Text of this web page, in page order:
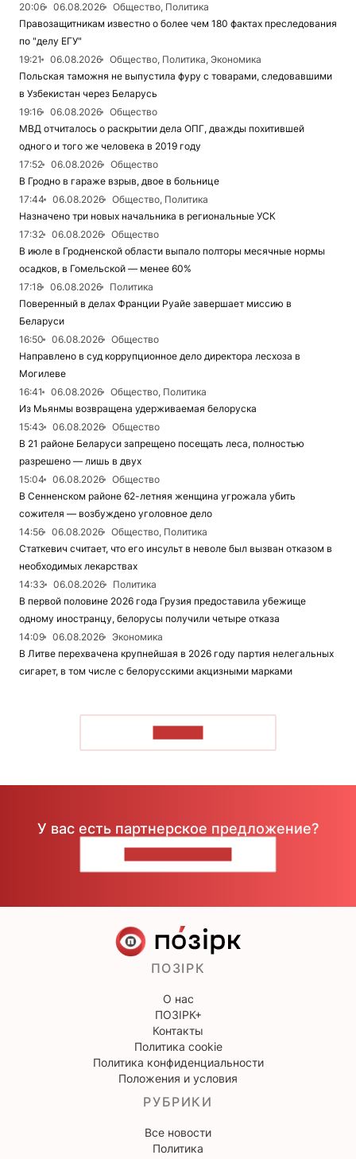
20:06
06.08.2026
Общество, Политика
Правозащитникам известно о более чем 180 фактах преследования
по "делу ЕГУ"
19:21
06.08.2026
Общество, Политика, Экономика
Польская таможня не выпустила фуру с товарами, следовавшими
в Узбекистан через Беларусь
19:16
06.08.2026
Общество
МВД отчиталось о раскрытии дела ОПГ, дважды похитившей
одного и того же человека в 2019 году
17:52
06.08.2026
Общество
В Гродно в гараже взрыв, двое в больнице
17:44
06.08.2026
Общество, Политика
Назначено три новых начальника в региональные УСК
17:32
06.08.2026
Общество
В июле в Гродненской области выпало полторы месячные нормы
осадков, в Гомельской — менее 60%
17:18
06.08.2026
Политика
Поверенный в делах Франции Руайе завершает миссию в
Беларуси
16:50
06.08.2026
Общество
Направлено в суд коррупционное дело директора лесхоза в
Могилеве
16:41
06.08.2026
Общество, Политика
Из Мьянмы возвращена удерживаемая белоруска
15:43
06.08.2026
Общество
В 21 районе Беларуси запрещено посещать леса, полностью
разрешено — лишь в двух
15:04
06.08.2026
Общество
В Сенненском районе 62-летняя женщина угрожала убить
сожителя — возбуждено уголовное дело
14:56
06.08.2026
Общество, Политика
Статкевич считает, что его инсульт в неволе был вызван отказом в
необходимых лекарствах
14:33
06.08.2026
Политика
В первой половине 2026 года Грузия предоставила убежище
одному иностранцу, белорусы получили четыре отказа
14:09
06.08.2026
Экономика
В Литве перехвачена крупнейшая в 2026 году партия нелегальных
сигарет, в том числе с белорусскими акцизными марками
У вас есть партнерское предложение?
ПОЗІРК
О нас
ПОЗІРК+
Контакты
Политика cookie
Политика конфиденциальности
Положения и условия
РУБРИКИ
Все новости
Политика